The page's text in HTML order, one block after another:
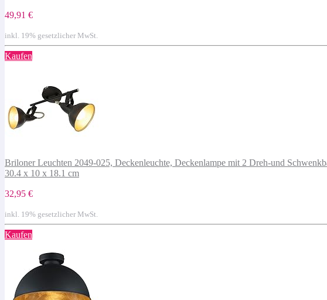
49,91 €
inkl. 19% gesetzlicher MwSt.
Kaufen
Briloner Leuchten 2049-025, Deckenleuchte, Deckenlampe mit 2 Dreh-und
30.4 x 10 x 18.1 cm
32,95 €
inkl. 19% gesetzlicher MwSt.
Kaufen